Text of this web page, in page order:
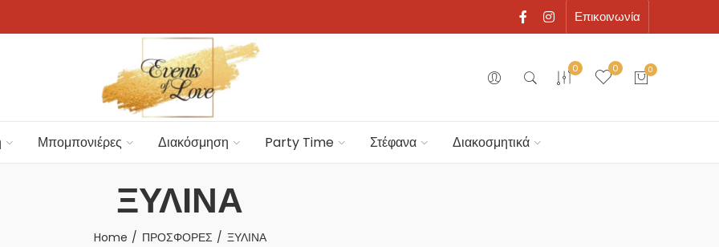
Επικοινωνία
0 0 0
Μπομπονιέρες Διακόσμηση Party Time Στέφανα Διακοσμητικά
ΞΥΛΙΝΑ
Home ΠΡΟΣΦΟΡΕΣ ΞΥΛΙΝΑ